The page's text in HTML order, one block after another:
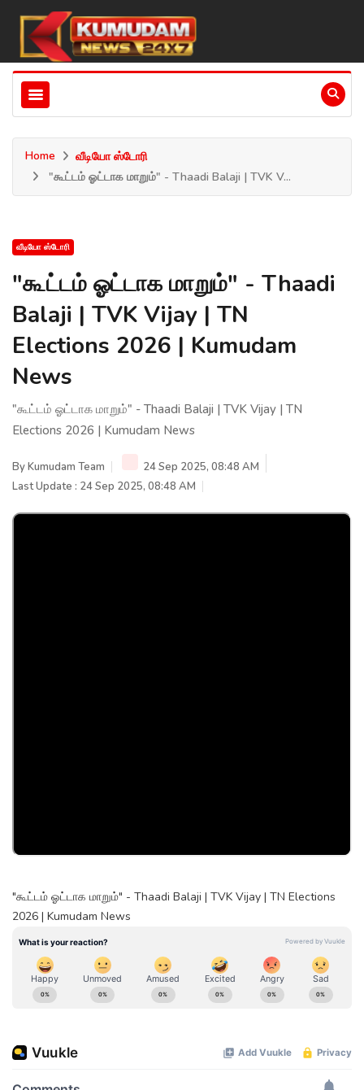
Home
வீடியோ ஸ்டோரி
"கூட்டம் ஓட்டாக மாறும்" - Thaadi Balaji | TVK V...
வீடியோ ஸ்டோரி
"கூட்டம் ஓட்டாக மாறும்" - Thaadi
Balaji | TVK Vijay | TN
Elections 2026 | Kumudam
News
"கூட்டம் ஓட்டாக மாறும்" - Thaadi Balaji | TVK Vijay | TN
Elections 2026 | Kumudam News
ByKumudam Team
24 Sep 2025, 08:48 AM
Last Update : 24 Sep 2025, 08:48 AM
"கூட்டம் ஓட்டாக மாறும்" - Thaadi Balaji | TVK Vijay | TN Elections
2026 | Kumudam News